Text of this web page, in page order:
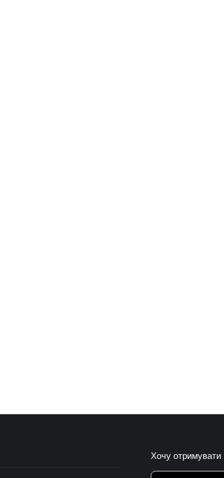
Хочу отримувати